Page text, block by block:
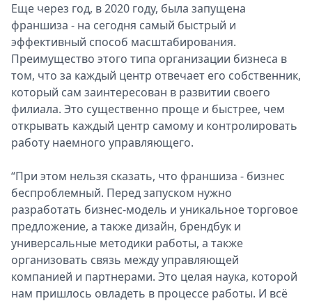
Еще через год, в 2020 году, была запущена
франшиза - на сегодня самый быстрый и
эффективный способ масштабирования.
Преимущество этого типа организации бизнеса в
том, что за каждый центр отвечает его собственник,
который сам заинтересован в развитии своего
филиала. Это существенно проще и быстрее, чем
открывать каждый центр самому и контролировать
работу наемного управляющего.
“При этом нельзя сказать, что франшиза - бизнес
беспроблемный. Перед запуском нужно
разработать бизнес-модель и уникальное торговое
предложение, а также дизайн, брендбук и
универсальные методики работы, а также
организовать связь между управляющей
компанией и партнерами. Это целая наука, которой
нам пришлось овладеть в процессе работы. И всё